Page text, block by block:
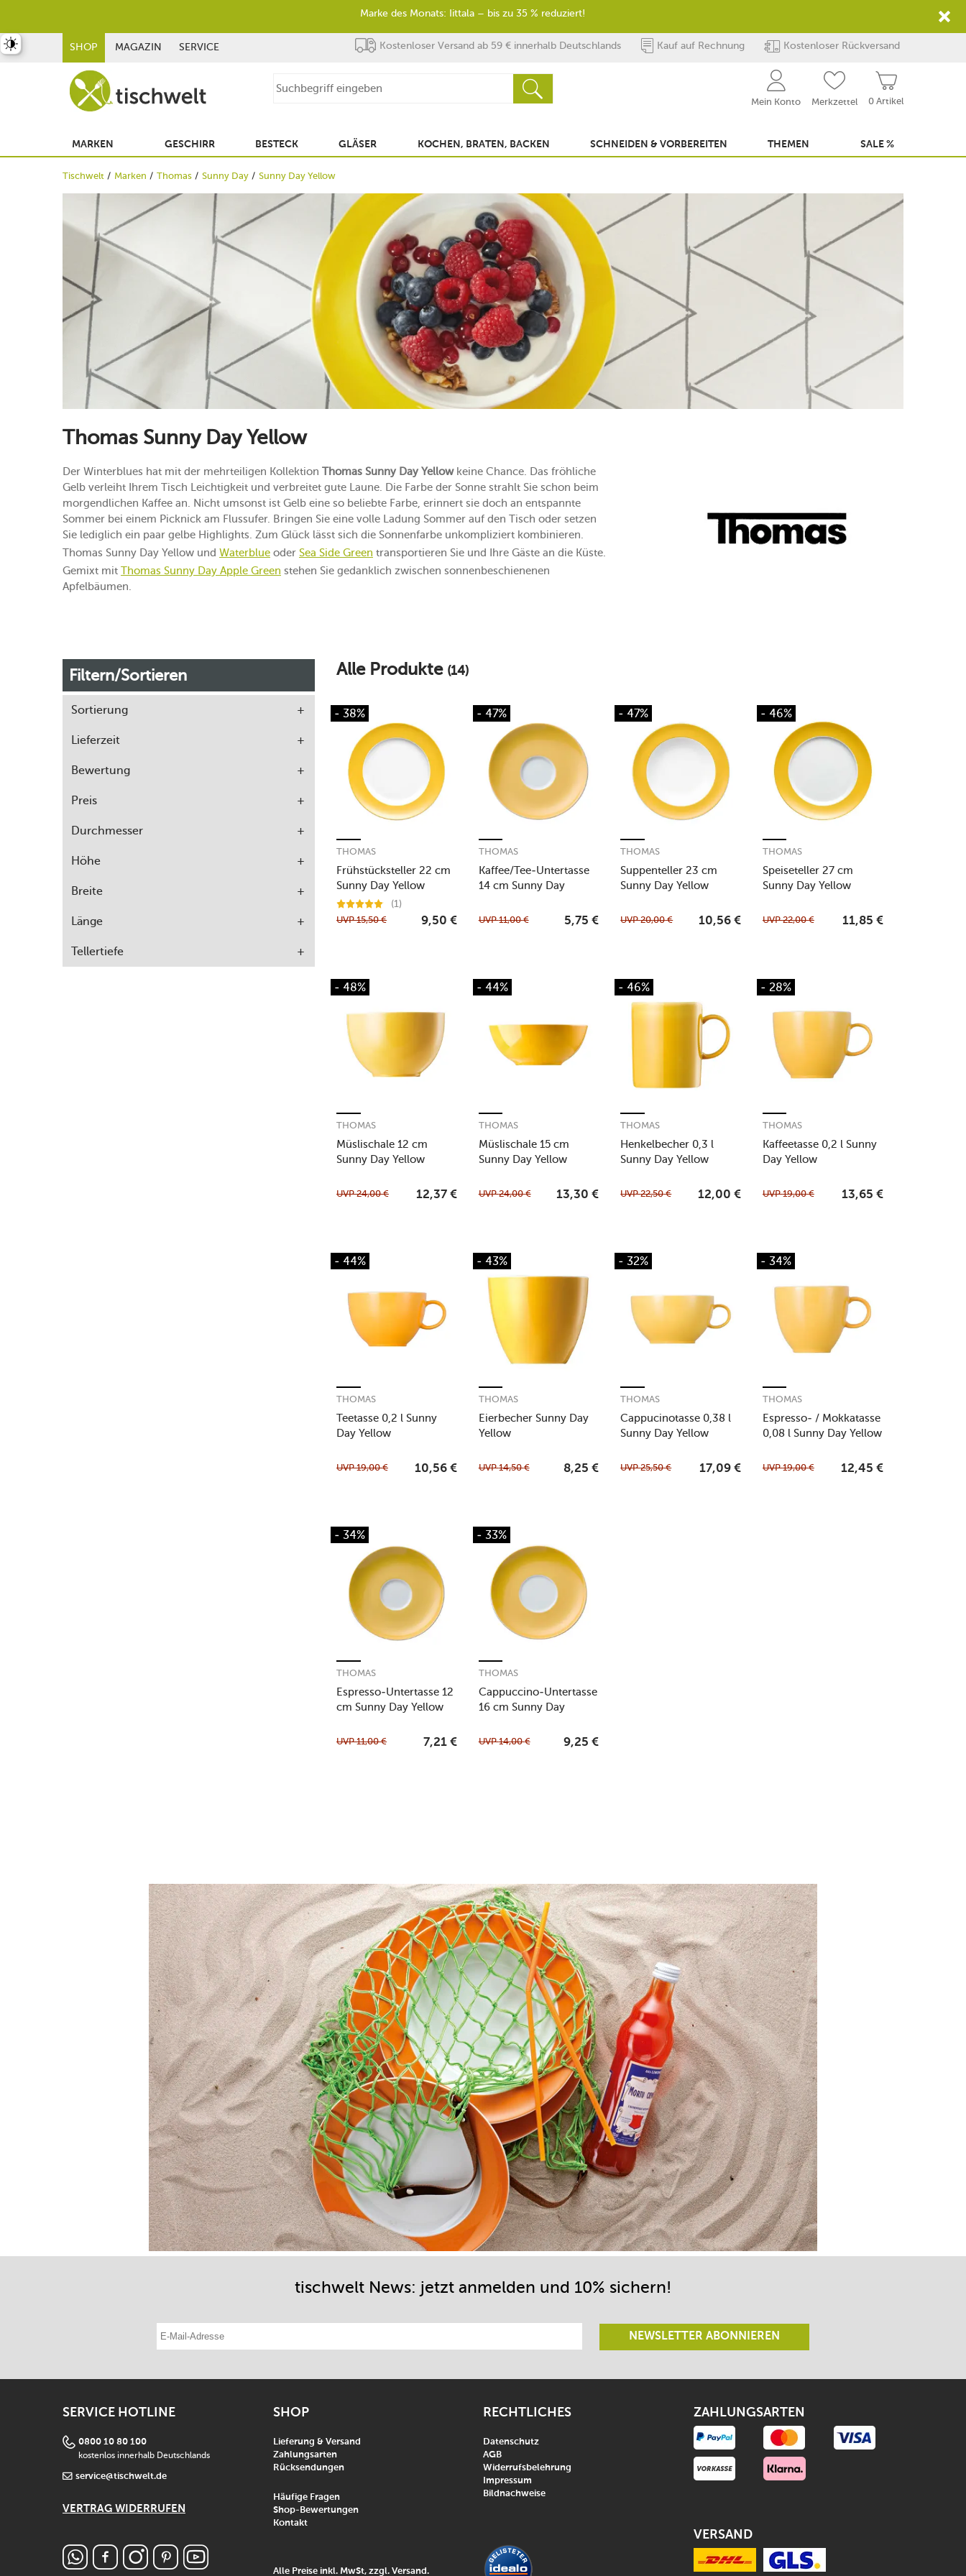
SHOP MAGAZIN SERVICE Kostenloser Versand ab 59 € innerhalb Deutschlands Kauf auf Rechnung Kostenloser Rückversand
0 Artikel
Mein Konto Merkzettel
MARKEN GESCHIRR BESTECK GLÄSER KOCHEN, BRATEN, BACKEN SCHNEIDEN & VORBEREITEN THEMEN SALE %
Tischwelt Marken Thomas Sunny Day Sunny Day Yellow
Thomas Sunny Day Yellow
Der Winterblues hat mit der mehrteiligen Kollektion Thomas Sunny Day Yellowkeine Chance. Das fröhliche
Gelb verleiht Ihrem Tisch Leichtigkeit und verbreitet gute Laune. Die Farbe der Sonne strahlt Sie schon beim
morgendlichen Kaffee an. Nicht umsonst ist Gelb eine so beliebte Farbe, erinnert sie doch an entspannte
Sommer bei einem Picknick am Flussufer. Bringen Sie eine volle Ladung Sommer auf den Tisch oder setzen
Sie lediglich ein paar gelbe Highlights. Zum Glück lässt sich die Sonnenfarbe unkompliziert kombinieren.
Thomas Sunny Day Yellow und Waterblue oder Sea Side Green transportieren Sie und Ihre Gäste an die Küste.
Gemixt mit Thomas Sunny Day Apple Green stehen Sie gedanklich zwischen sonnenbeschienenen
Apfelbäumen.
Filtern/Sortieren
Sortierung
Lieferzeit
Bewertung
Preis
Durchmesser
Höhe
Breite
Länge
Tellertiefe
Alle Produkte (14)
- 38%
Frühstücksteller 22 cm
Sunny Day Yellow
THOMAS
(1)
UVP15,50 € 9,50 €
- 47%
Kaffee/Tee-Untertasse
14 cm Sunny Day
THOMAS
UVP11,00 € 5,75 €
- 47%
Suppenteller 23 cm
Sunny Day Yellow
THOMAS
UVP20,00 € 10,56 €
- 46%
Speiseteller 27 cm
Sunny Day Yellow
THOMAS
UVP22,00 € 11,85 €
- 48%
Müslischale 12 cm
Sunny Day Yellow
THOMAS
UVP24,00 € 12,37 €
- 44%
Müslischale 15 cm
Sunny Day Yellow
THOMAS
UVP24,00 € 13,30 €
- 46%
Henkelbecher 0,3 l
Sunny Day Yellow
THOMAS
UVP22,50 € 12,00 €
- 28%
Kaffeetasse 0,2 l Sunny
Day Yellow
THOMAS
UVP19,00 € 13,65 €
- 44%
Teetasse 0,2 l Sunny
Day Yellow
THOMAS
UVP19,00 € 10,56 €
- 43%
Eierbecher Sunny Day
Yellow
THOMAS
UVP14,50 € 8,25 €
- 32%
Cappucinotasse 0,38 l
Sunny Day Yellow
THOMAS
UVP25,50 € 17,09 €
- 34%
Espresso- / Mokkatasse
0,08 l Sunny Day Yellow
THOMAS
UVP19,00 € 12,45 €
- 34%
Espresso-Untertasse 12
cm Sunny Day Yellow
THOMAS
UVP11,00 € 7,21 €
- 33%
Cappuccino-Untertasse
16 cm Sunny Day
THOMAS
UVP14,00 € 9,25 €
tischwelt News: jetzt anmelden und 10% sichern!
E-Mail-Adresse eintragen
NEWSLETTER ABONNIEREN
SERVICE HOTLINE
0800 10 80 100
kostenlos innerhalb Deutschlands
service@tischwelt.de
VERTRAG WIDERRUFEN
SHOP
Lieferung & Versand
Zahlungsarten
Rücksendungen
Häufige Fragen
Shop-Bewertungen
Kontakt
Alle Preise inkl. MwSt, zzgl. Versand.
RECHTLICHES
Datenschutz
AGB
Widerrufsbelehrung
Impressum
Bildnachweise
ZAHLUNGSARTEN
VERSAND
umschalten
Marke des Monats: Iittala – bis zu 35 % reduziert!